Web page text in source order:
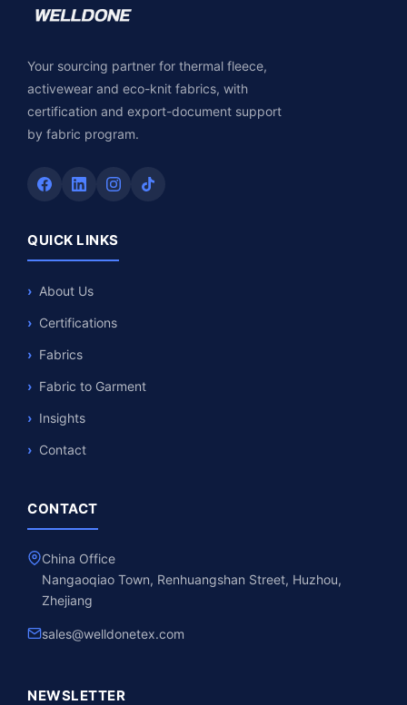
Your sourcing partner for thermal fleece,
activewear and eco-knit fabrics, with
certification and export-document support
by fabric program.
QUICK LINKS
About Us
Certifications
Fabrics
Fabric to Garment
Insights
Contact
CONTACT
China Office
Nangaoqiao Town, Renhuangshan Street, Huzhou,
Zhejiang
sales@welldonetex.com
NEWSLETTER